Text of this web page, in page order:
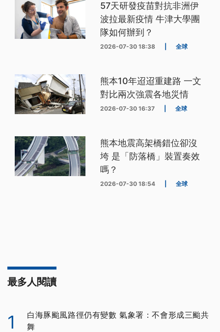
57天研發疫苗對抗非洲伊
波拉最新疫情 牛津大學團
隊如何辦到？
2026-07-30 18:38 全球
熊本10年迢迢重建路 一文
對比兩次強震各地災情
2026-07-30 16:37 全球
熊本地震高架橋錯位卻沒
垮 是「防落橋」裝置奏效
嗎？
2026-07-30 18:54 全球
最多人閱讀
1
白海豚颱風路徑仍有變數 氣象署：不會形成三颱共
舞